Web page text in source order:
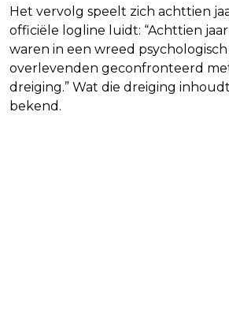
Het vervolg speelt zich achttien
officiële logline luidt: “Achttien
waren in een wreed
overlevenden geconfronteerd
dreiging.” Wat die dreiging
bekend.